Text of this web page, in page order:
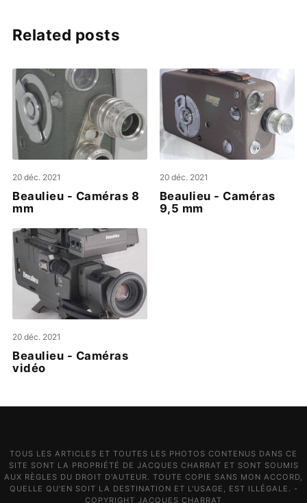
Related posts
20 déc. 2021
Beaulieu - Caméras 8
mm
20 déc. 2021
Beaulieu - Caméras
9,5 mm
20 déc. 2021
Beaulieu - Caméras
vidéo
TOUS LES ARTICLES ET TOUTES LES PHOTOS CONTENUS DANS CE
SITE SONT LA PROPRIÉTÉ DE JACQUES CHARRAT ET SONT SOUMIS
AUX RÈGLES DU DROIT D'AUTEUR. TOUTE COPIE SANS MON ACCORD,
QUELLE QU'EN SOIT LA DESTINATION ET L'USAGE, EST ILLÉGALE. -
COPYRIGHT JACQUES CHARRAT